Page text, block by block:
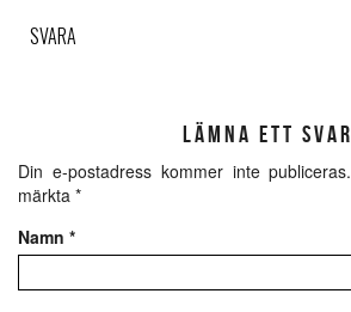
SVARA
LÄMNA ETT SVAR
Din e-postadress kommer inte publiceras.
märkta *
Namn *